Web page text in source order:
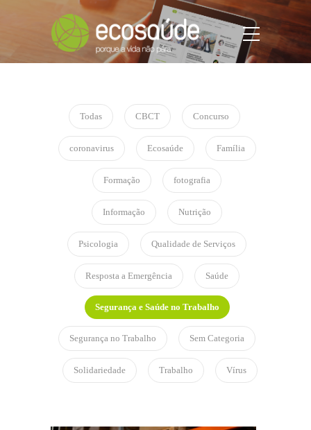
Todas CBCT Concurso
coronavirus Ecosaúde Família
Formação fotografia
Informação Nutrição
Psicologia Qualidade de Serviços
Resposta a Emergência Saúde
Segurança e Saúde no Trabalho
Segurança no Trabalho Sem Categoria
Solidariedade Trabalho Vírus